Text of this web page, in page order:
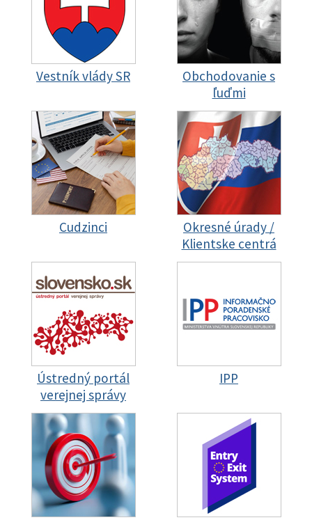
Vestník vlády SR
Obchodovanie s
ľuďmi
Cudzinci
Okresné úrady /
Klientske centrá
Ústredný portál
verejnej správy
IPP